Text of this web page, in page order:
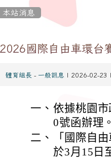
本站消息
2026國際自由車環台
體育組長 - 一般訊息 | 2026-02-23
一、 依據桃園
0號函辦理。
二、
「國際自
於3月15日